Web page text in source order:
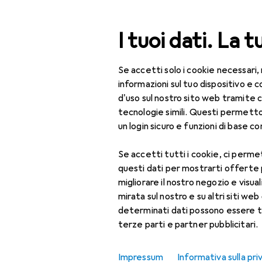
I tuoi dati. La
Se accetti solo i cookie necessari,
informazioni sul tuo dispositivo e
d'uso sul nostro sito web tramite
tecnologie simili. Questi
un login sicuro e funzioni di base
Se accetti tutti i cookie, ci
questi dati per mostrarti offerte
migliorare il nostro negozio e
mirata sul nostro e su altri siti
determinati dati possono essere
terze parti e partner pubblicitari.
Impressum Informativa sulla
Cerca
IT + Multimedia Componenti PC
68
Accessori